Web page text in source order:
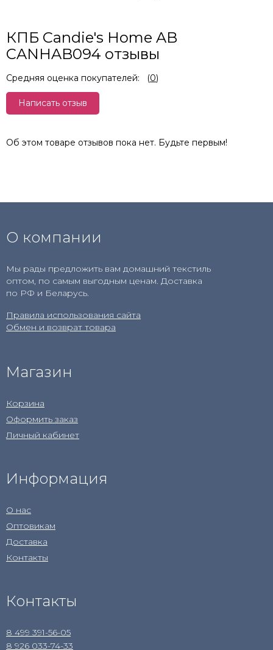
КПБ Candie's Home AB
CANHAB094 отзывы
Средняя оценка покупателей: (0)
Написать отзыв
Об этом товаре отзывов пока нет. Будьте первым!
О компании
Мы рады предложить вам домашний текстиль
оптом, по самым выгодным ценам. Доставка
по РФ и Беларусь.
Правила использования сайта
Обмен и возврат товара
Магазин
Корзина
Оформить заказ
Личный кабинет
Информация
О нас
Оптовикам
Доставка
Контакты
Контакты
8 499 391-56-05
8 926 033-74-33